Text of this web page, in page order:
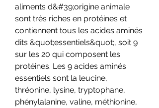
aliments d&#39;origine animale
sont très riches en protéines et
contiennent tous les acides aminés
dits &quot;essentiels&quot;, soit 9
sur les 20 qui composent les
protéines. Les 9 acides aminés
essentiels sont la leucine,
thréonine, lysine, tryptophane,
phénylalanine, valine, méthionine,